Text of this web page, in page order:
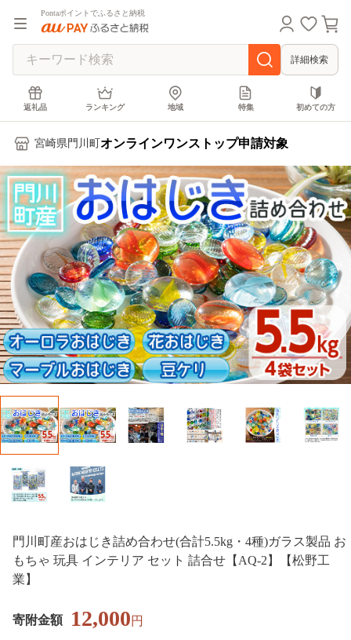
Pontaポイントでふるさと納税
詳細検索
返礼品 ランキング 地域 特集 初めての方
宮崎県門川町 オンラインワンストップ申請対象
門川町産おはじき詰め合わせ(合計5.5kg・4種)ガラス製品 お
もちゃ 玩具 インテリア セット 詰合せ【AQ-2】【松野工
業】
寄附金額 12,000円